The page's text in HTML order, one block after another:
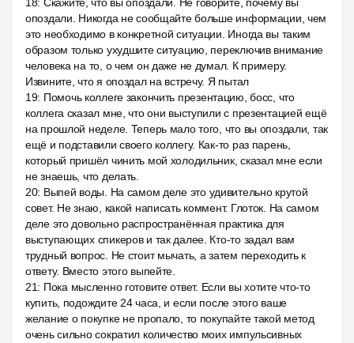
опоздали. Никогда не сообщайте больше информации, чем
это необходимо в конкретной ситуации. Иногда вы таким
образом только ухудшите ситуацию, переключив внимание
человека на то, о чем он даже не думал. К примеру.
Извините, что я опоздал на встречу. Я пытал
19: Помочь коллеге закончить презентацию, босс, что
коллега сказал мне, что они выступили с презентацией ещё
на прошлой неделе. Теперь мало того, что вы опоздали, так
ещё и подставили своего коллегу. Как-то раз парень,
который пришёл чинить мой холодильник, сказал мне если
не знаешь, что делать.
20: Выпей воды. На самом деле это удивительно крутой
совет. Не знаю, какой написать коммент. Глоток. На самом
деле это довольно распространённая практика для
выступающих спикеров и так далее. Кто-то задал вам
трудный вопрос. Не стоит мычать, а затем переходить к
ответу. Вместо этого выпейте.
21: Пока мысленно готовите ответ. Если вы хотите что-то
купить, подождите 24 часа, и если после этого ваше
желание о покупке не пропало, то покупайте такой метод
очень сильно сократил количество моих импульсивных